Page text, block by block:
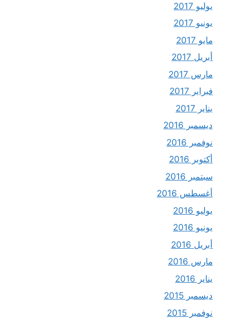
يوليو 2017
يونيو 2017
مايو 2017
أبريل 2017
مارس 2017
فبراير 2017
يناير 2017
ديسمبر 2016
نوفمبر 2016
أكتوبر 2016
سبتمبر 2016
أغسطس 2016
يوليو 2016
يونيو 2016
أبريل 2016
مارس 2016
يناير 2016
ديسمبر 2015
نوفمبر 2015